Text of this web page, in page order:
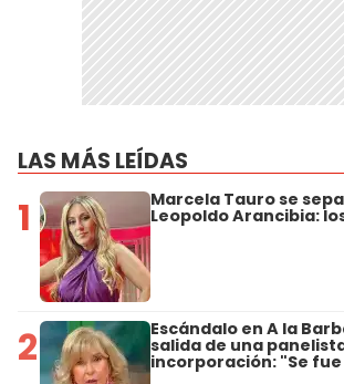
LAS MÁS LEÍDAS
1 Marcela Tauro se
Leopoldo Arancibia:
2 Escándalo en A la
salida de una
incorporación: "Se